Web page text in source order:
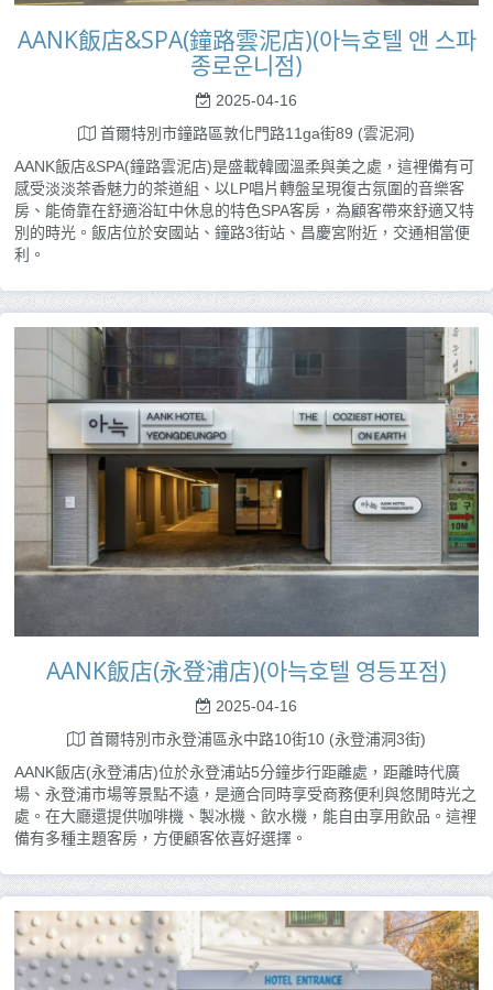
AANK飯店&SPA(鐘路雲泥店)(아늑호텔 앤 스파
종로운니점)
2025-04-16
首爾特別市鐘路區敦化門路11ga街89 (雲泥洞)
AANK飯店&SPA(鐘路雲泥店)是盛載韓國溫柔與美之處，這裡備有可
感受淡淡茶香魅力的茶道組、以LP唱片轉盤呈現復古氛圍的音樂客
房、能倚靠在舒適浴缸中休息的特色SPA客房，為顧客帶來舒適又特
別的時光。飯店位於安國站、鐘路3街站、昌慶宮附近，交通相當便
利。
AANK飯店(永登浦店)(아늑호텔 영등포점)
2025-04-16
首爾特別市永登浦區永中路10街10 (永登浦洞3街)
AANK飯店(永登浦店)位於永登浦站5分鐘步行距離處，距離時代廣
場、永登浦市場等景點不遠，是適合同時享受商務便利與悠閒時光之
處。在大廳還提供咖啡機、製冰機、飲水機，能自由享用飲品。這裡
備有多種主題客房，方便顧客依喜好選擇。